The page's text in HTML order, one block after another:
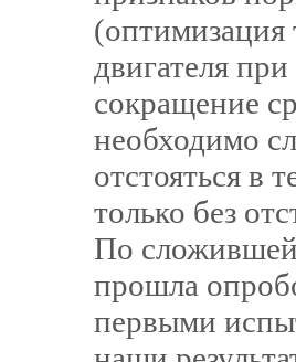
(оптимизация
двигателя
сокращение
необходимо
отстояться в
только без
По
прошла
первыми